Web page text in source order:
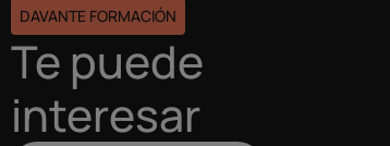
DAVANTE FORMACIÓN
Te puede
interesar